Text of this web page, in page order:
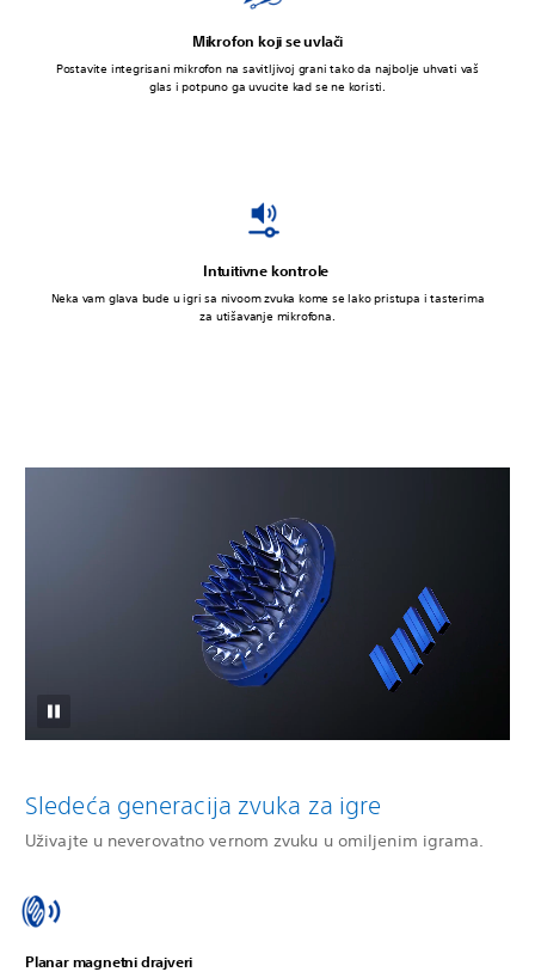
Mikrofon koji se uvlači
Postavite integrisani mikrofon na savitljivoj grani tako da najbolje uhvati vaš
glas i potpuno ga uvucite kad se ne koristi.
Intuitivne kontrole
Neka vam glava bude u igri sa nivoom zvuka kome se lako pristupa i tasterima
za utišavanje mikrofona.
Sledeća generacija zvuka za igre
Uživajte u neverovatno vernom zvuku u omiljenim igrama.
Planar magnetni drajveri